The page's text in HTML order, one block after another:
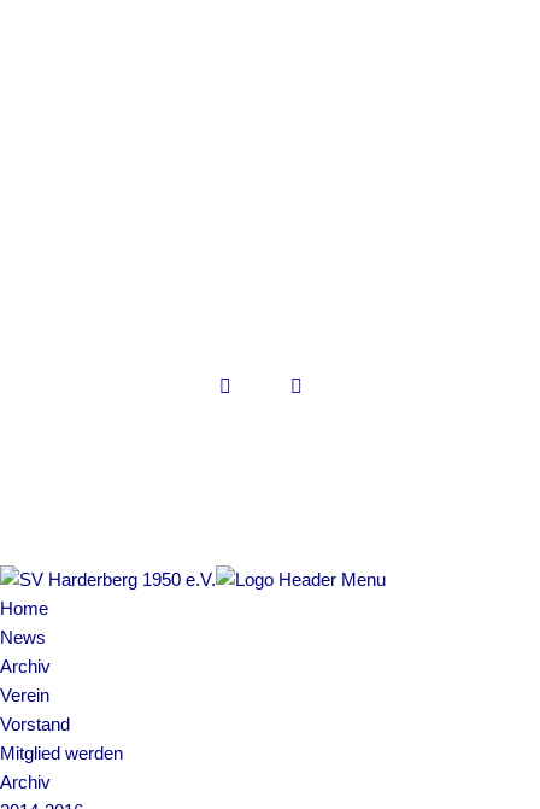
Home
News
Archiv
Verein
Vorstand
Mitglied werden
Archiv